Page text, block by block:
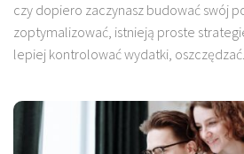
czy dopiero zaczynasz budować swój
zoptymalizować, istnieją proste
lepiej kontrolować wydatki,